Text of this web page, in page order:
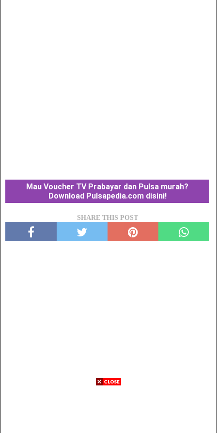
Mau Voucher TV Prabayar dan Pulsa murah?
Download Pulsapedia.com disini!
SHARE THIS POST